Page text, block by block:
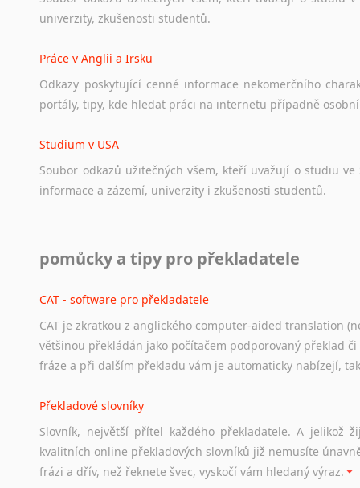
univerzity, zkušenosti studentů.
Práce v Anglii a Irsku
Odkazy poskytující cenné informace nekomerčního
portály, tipy, kde hledat práci na internetu případně osobní
Studium v USA
Soubor odkazů užitečných všem, kteří uvažují o studiu ve
informace a zázemí, univerzity i zkušenosti studentů.
Odkazy poskytující cenné informace nekomerčního
Studium v Austrálii
Soubor odkazů užitečných všem, kteří uvažují o studiu v
a zázemí, australské univerzity a samozřejmě i osobní
Práce v Austrálii
Odkazy poskytující cenné informace nekomerčního
hledat práci na internetu případně osobní zkušenosti
pomůcky a tipy pro překladatele
CAT - software pro překladatele
CAT je zkratkou z anglického computer-aided translation
většinou překládán jako počítačem podporovaný překlad
fráze a při dalším překladu vám je automaticky nabízejí,
Překladové slovníky
Slovník, největší přítel každého překladatele. A jelikož
kvalitních online překladových slovníků již nemusíte
frázi a dřív, než řeknete švec, vyskočí vám hledaný výraz.